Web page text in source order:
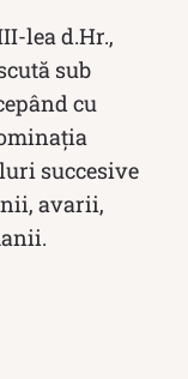
lea d.Hr.,
sub
cu
succesive
avarii,